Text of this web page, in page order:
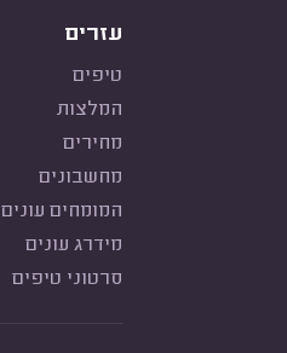
עזרים
טיפים
המלצות
מחירים
מחשבונים
המומחים עונים
מידרג עונים
סרטוני טיפים